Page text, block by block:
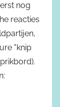
nog
reacties
"knip